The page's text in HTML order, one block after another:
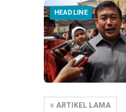
HEADLINE
ARTIKEL LAMA